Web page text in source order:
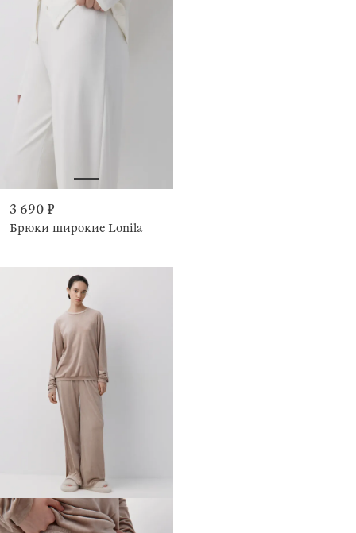
3 690 ₽
Брюки широкие Lonila